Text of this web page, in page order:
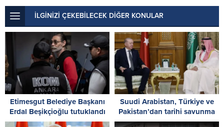
İLGİNİZİ ÇEKEBİLECEK DİĞER KONULAR
Etimesgut Belediye Başkanı
Erdal Beşikçioğlu tutuklandı
Suudi Arabistan, Türkiye ve
Pakistan’dan tarihi savunma
ittifakı: İmzalar atıldı